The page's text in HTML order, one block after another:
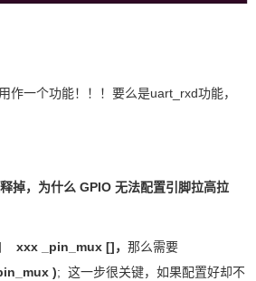
作一个功能！！！要么是uart_rxd功能，
掉，为什么 GPIO 无法配置引脚拉高拉
xxx _pin_mux []， 那么需要
); 这一步很关键，如果配置好却不